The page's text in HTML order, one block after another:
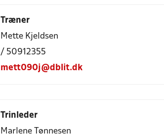
Træner
Mette Kjeldsen
/ 50912355
mett090j@dblit.dk
Trinleder
Marlene Tønnesen